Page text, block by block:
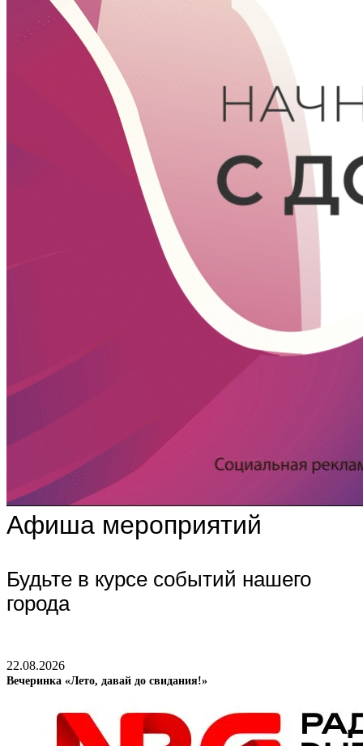
Афиша мероприятий
Будьте в курсе событий нашего
города
22.08.2026
Вечеринка «Лето, давай до свидания!»